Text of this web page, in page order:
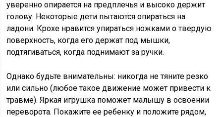
уверенно опирается на предплечья и высоко держит
голову. Некоторые дети пытаются опираться на
ладони. Крохе нравится упираться ножками о твердую
поверхность, когда его держат под мышки,
подтягиваться, когда поднимают за ручки.
Однако будьте внимательны: никогда не тяните резко
или сильно (любое такое движение может привести к
травме). Яркая игрушка поможет малышу в освоении
переворота. Покажите ее ребенку и положите рядом,